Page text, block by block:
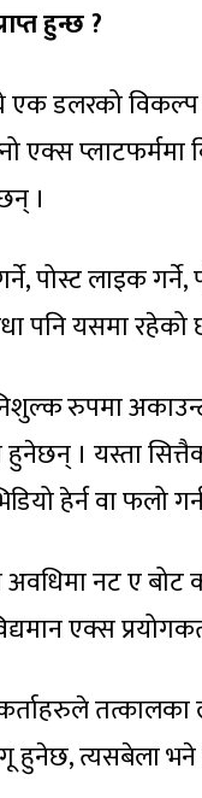
हुन्छ ?
डलरको
एक्स प्लाटफर्ममा
।
पोस्ट लाइक गर्ने,
पनि यसमा रहेको
रुपमा
हुनेछन् । यस्ता
हेर्न वा फलो
नट ए बोट
एक्स
हुनेछ, त्यसबेला